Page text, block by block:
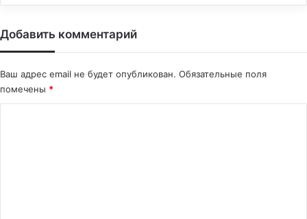
Добавить комментарий
Ваш адрес email не будет опубликован. Обязательные поля
помечены *